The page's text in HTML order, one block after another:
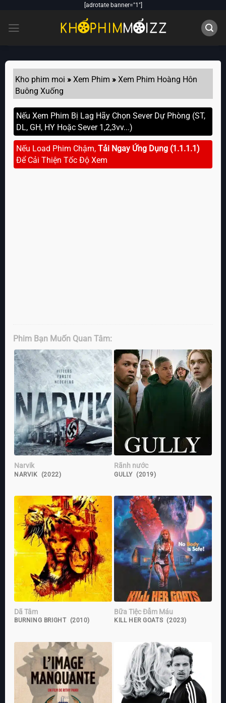
content
[adrotate banner="1"]
Kho phim moi »Xem Phim »Xem Phim Hoàng Hôn
Buông Xuống
Nếu Xem Phim Bị Lag Hãy Chọn Sever Dự Phòng (ST,
DL, GH, HY Hoặc Sever 1,2,3vv...)
Nếu Load Phim Chậm,Tải Ngay Ứng Dụng (1.1.1.1)
Để Cải Thiện Tốc Độ Xem
Phim Bạn Muốn Quan Tâm:
Narvik
NARVIK (2022)
Rãnh nước
GULLY (2019)
Dã Tâm
BURNING BRIGHT (2010)
Bữa Tiệc Đẫm Máu
KILL HER GOATS (2023)